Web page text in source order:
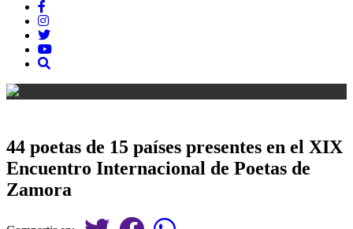
44 poetas de 15 países presentes en el XIX
Encuentro Internacional de Poetas de
Zamora